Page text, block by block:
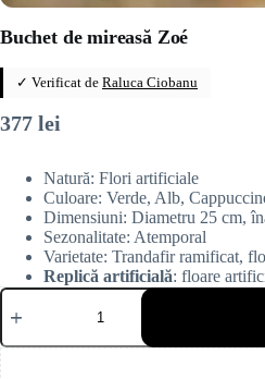
Buchet de mireasă Zoé
✓ Verificat de Raluca Ciobanu
377 lei
Natură: Flori artificiale
Culoare: Verde, Alb,
Dimensiuni: Diametru 25 cm,
Sezonalitate: Atemporal
Varietate: Trandafir ramificat,
Replică artificială: floare
Cantitate
Buchet
mireasă
Zoé